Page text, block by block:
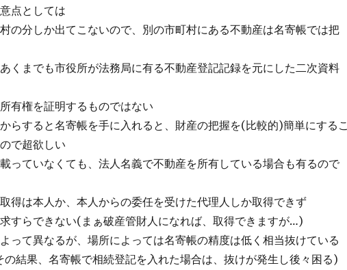
点としては
村の分しか出てこないので、別の市町村にある不動産は名寄帳では把
あくまでも市役所が法務局に有る不動産登記記録を元にした二次資料
有権を証明するものではない
からすると名寄帳を手に入れると、財産の把握を(比較的)簡単にするこ
で超欲しい
載っていなくても、法人名義で不動産を所有している場合も有るので
取得は本人か、本人からの委任を受けた代理人しか取得できず
すらできない(まぁ破産管財人になれば、取得できますが…)
よって異なるが、場所によっては名寄帳の精度は低く相当抜けている
結果、名寄帳で相続登記を入れた場合は、抜けが発生し後々困る)